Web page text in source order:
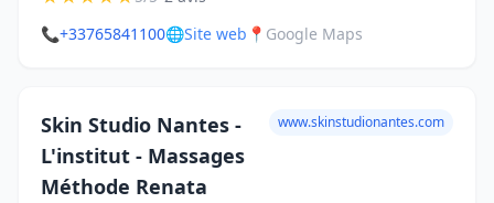
📞+33765841100🌐Site web 📍 Google Maps
Skin Studio Nantes -
L'institut - Massages
Méthode Renata
www.skinstudionantes.com